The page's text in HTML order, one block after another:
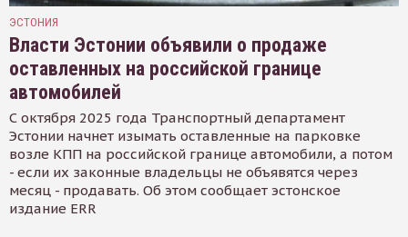
ЭСТОНИЯ
Власти Эстонии объявили о продаже
оставленных на российской границе
автомобилей
С октября 2025 года Транспортный департамент
Эстонии начнет изымать оставленные на парковке
возле КПП на российской границе автомобили, а потом
- если их законные владельцы не объявятся через
месяц - продавать. Об этом сообщает эстонское
издание ERR